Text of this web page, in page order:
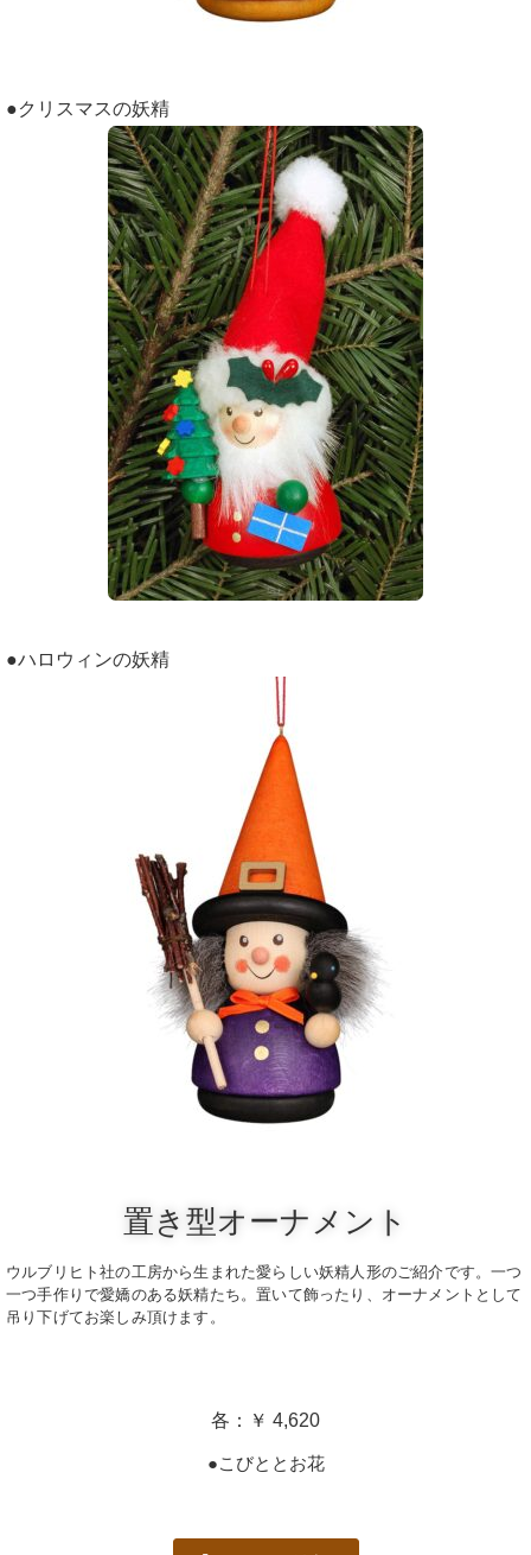
●クリスマスの妖精
●ハロウィンの妖精
置き型オーナメント
ウルブリヒト社の工房から生まれた愛らしい妖精人形のご紹介です。一つ
一つ手作りで愛嬌のある妖精たち。置いて飾ったり、オーナメントとして
吊り下げてお楽しみ頂けます。
各：￥ 4,620
●こびととお花